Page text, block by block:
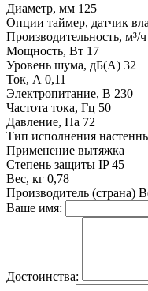
Диаметр, мм 125
Опции таймер, датчик
Производительность, м³/ч
Мощность, Вт 17
Уровень шума, дБ(А) 32
Ток, А 0,11
Электропитание, В 230
Частота тока, Гц 50
Давление, Па 72
Тип исполнения
Применение вытяжка
Степень защиты IP 45
Вес, кг 0,78
Производитель (страна)
Ваше имя:
Достоинства: